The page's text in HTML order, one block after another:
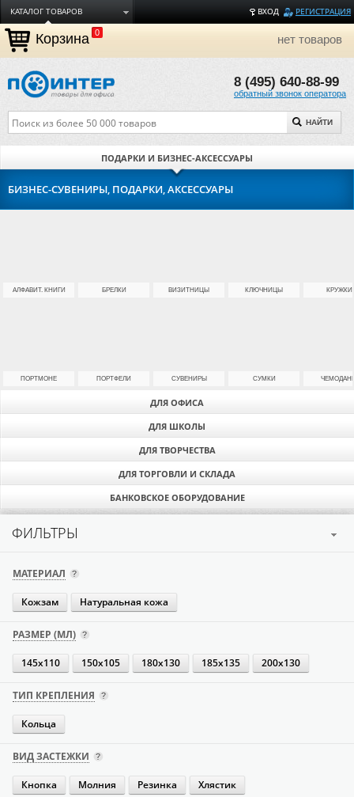
ВХОД РЕГИСТРАЦИЯ
КАТАЛОГ ТОВАРОВ
ДОСТАВКА
ОПЛАТА
ТОРГОВЫЕ МАРКИ
О КОМПАНИИ
Корзина 0 нет товаров
8 (495) 640-88-99
обратный звонок оператора
НАЙТИ
ДЛЯ ОФИСА
ДЛЯ ШКОЛЫ
ДЛЯ ТВОРЧЕСТВА
ДЛЯ ТОРГОВЛИ И СКЛАДА
БАНКОВСКОЕ ОБОРУДОВАНИЕ
ПОДАРКИ И БИЗНЕС-АКСЕССУАРЫ
БИЗНЕС-СУВЕНИРЫ, ПОДАРКИ, АКСЕССУАРЫ
АЛФАВИТ. КНИГИ БРЕЛКИ ВИЗИТНИЦЫ КЛЮЧНИЦЫ КРУЖКИ
ПОРТМОНЕ ПОРТФЕЛИ СУВЕНИРЫ СУМКИ
ФИЛЬТРЫ
МАТЕРИАЛ
Кожзам Натуральная кожа
РАЗМЕР (МЛ)
145х110 150х105 180х130 185х135 200х130
ТИП КРЕПЛЕНИЯ
Кольца
ВИД ЗАСТЕЖКИ
Кнопка Молния Резинка Хлястик